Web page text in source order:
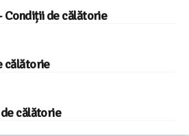
Condiții de călătorie
călătorie
călătorie